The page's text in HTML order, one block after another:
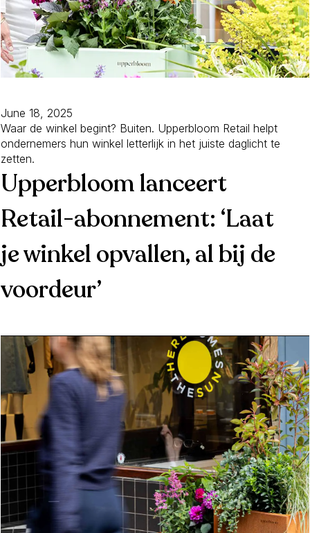
June 18, 2025
Waar de winkel begint? Buiten. Upperbloom Retail helpt
ondernemers hun winkel letterlijk in het juiste daglicht te
zetten.
Upperbloom lanceert
Retail-abonnement: ‘Laat
je winkel opvallen, al bij de
voordeur’